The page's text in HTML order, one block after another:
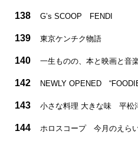
138 G’s SCOOP FENDI
139 東京ケンチク物語
140 一生ものの、本と映画と音
142 NEWLY OPENED
143 小さな料理 大きな味 平松
144 ホロスコープ 今月のえら